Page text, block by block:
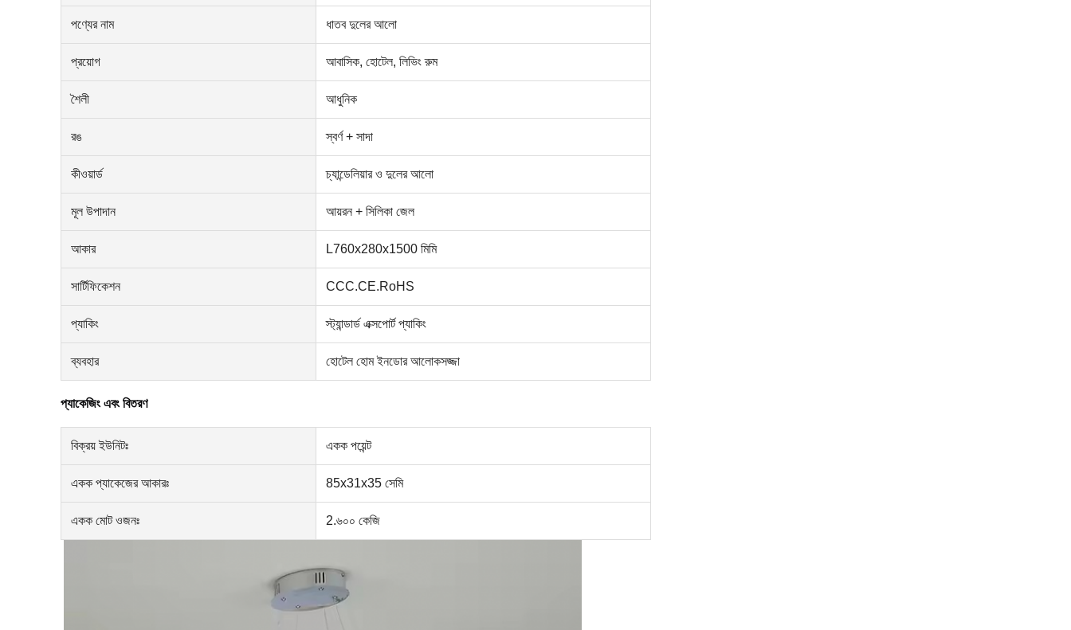
পণ্যের নাম ধাতব দুলের আলো
প্রয়োগ আবাসিক, হোটেল, লিভিং রুম
শৈলী আধুনিক
রঙ স্বর্ণ + সাদা
কীওয়ার্ড চ্যান্ডেলিয়ার ও দুলের আলো
মূল উপাদান আয়রন + সিলিকা জেল
আকার L760x280x1500 মিমি
সার্টিফিকেশন CCC.CE.RoHS
প্যাকিং স্ট্যান্ডার্ড এক্সপোর্ট প্যাকিং
ব্যবহার হোটেল হোম ইনডোর আলোকসজ্জা
প্যাকেজিং এবং বিতরণ
বিক্রয় ইউনিটঃ একক পয়েন্ট
একক প্যাকেজের আকারঃ 85x31x35 সেমি
একক মোট ওজনঃ 2.৬০০ কেজি